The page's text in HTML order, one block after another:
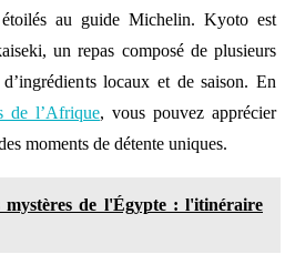
étoilés au guide Michelin. Kyoto est
un repas composé de plusieurs
locaux et de saison. En
de l’Afrique, vous pouvez apprécier
moments de détente uniques.
mystères de l'Égypte : l'itinéraire